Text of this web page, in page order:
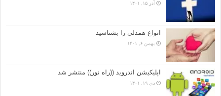
آذر ۱۵, ۱۴۰۱
انواع همدلی را بشناسید
بهمن ۶, ۱۴۰۱
اپلیکیشن اندروید ((راه نور)) منتشر شد
دی ۱۹, ۱۴۰۱